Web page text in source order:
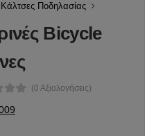
Κάλτσες Ποδηλασίας
Bicycle
(0 Αξιολογήσεις)